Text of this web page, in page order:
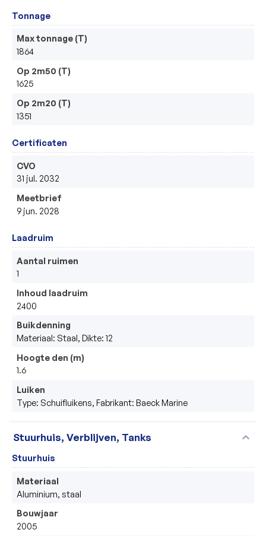
Tonnage
Max tonnage (T)
1864
Op 2m50 (T)
1625
Op 2m20 (T)
1351
Certificaten
CVO
31 jul. 2032
Meetbrief
9 jun. 2028
Laadruim
Aantal ruimen
1
Inhoud laadruim
2400
Buikdenning
Materiaal: Staal, Dikte: 12
Hoogte den (m)
1.6
Luiken
Type: Schuifluikens, Fabrikant: Baeck Marine
Stuurhuis, Verblijven, Tanks expand_more
Stuurhuis
Materiaal
Aluminium, staal
Bouwjaar
2005